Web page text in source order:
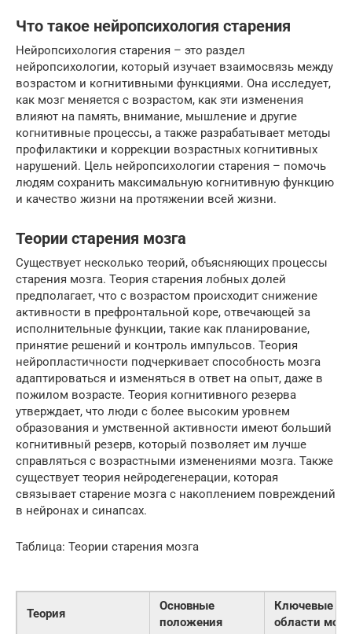
Что такое нейропсихология старения
Нейропсихология старения – это раздел
нейропсихологии, который изучает взаимосвязь между
возрастом и когнитивными функциями. Она исследует,
как мозг меняется с возрастом, как эти изменения
влияют на память, внимание, мышление и другие
когнитивные процессы, а также разрабатывает методы
профилактики и коррекции возрастных когнитивных
нарушений. Цель нейропсихологии старения – помочь
людям сохранить максимальную когнитивную функцию
и качество жизни на протяжении всей жизни.
Теории старения мозга
Существует несколько теорий, объясняющих процессы
старения мозга. Теория старения лобных долей
предполагает, что с возрастом происходит снижение
активности в префронтальной коре, отвечающей за
исполнительные функции, такие как планирование,
принятие решений и контроль импульсов. Теория
нейропластичности подчеркивает способность мозга
адаптироваться и изменяться в ответ на опыт, даже в
пожилом возрасте. Теория когнитивного резерва
утверждает, что люди с более высоким уровнем
образования и умственной активности имеют больший
когнитивный резерв, который позволяет им лучше
справляться с возрастными изменениями мозга. Также
существует теория нейродегенерации, которая
связывает старение мозга с накоплением повреждений
в нейронах и синапсах.
Таблица: Теории старения мозга
Теория
Основные
положения
Ключевые
области